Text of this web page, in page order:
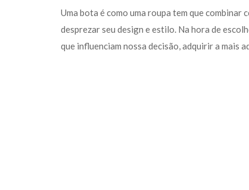
Uma bota é como uma roupa tem que combinar
desprezar seu design e estilo. Na hora de
que influenciam nossa decisão, adquirir a mais